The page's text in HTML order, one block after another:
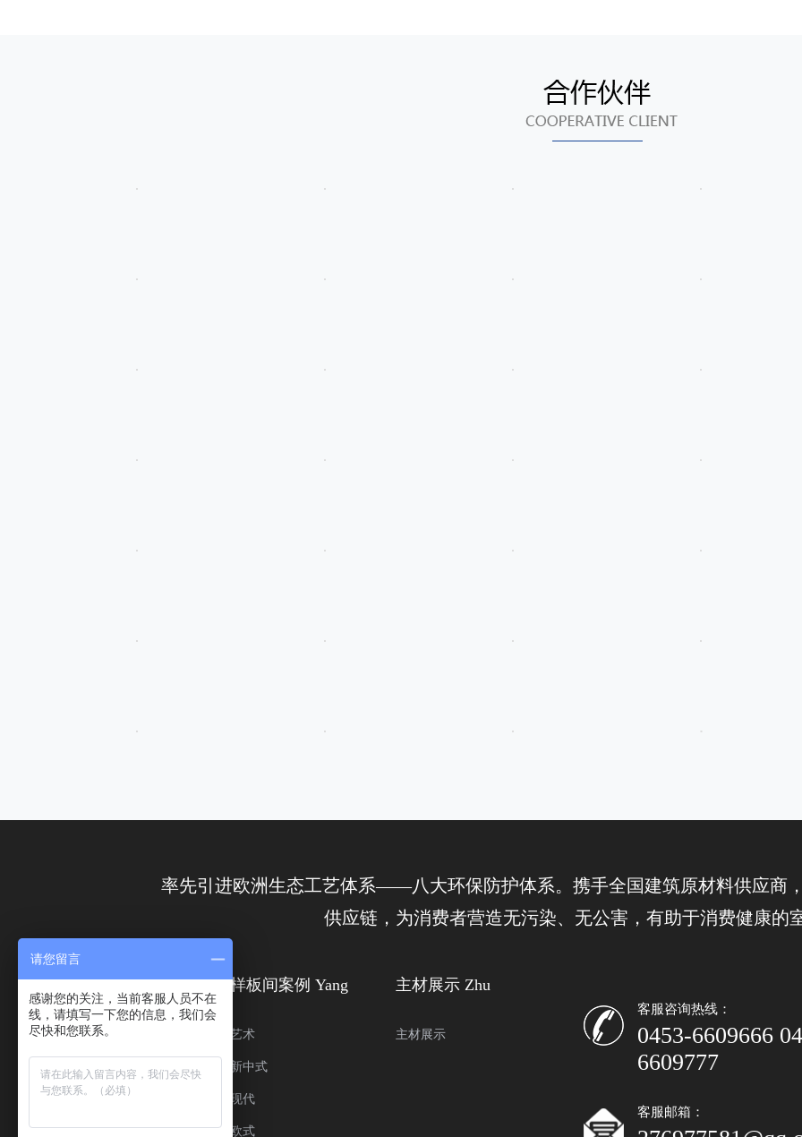
率先引进欧洲生态工艺体系——八大环保防护体系。携手全国建筑原材料供应商
供应链，为消费者营造无污染、无公害，有助于消费健康的
装修案例 Zhuang
欧式
美式
工业
地中海
样板间案例 Yang
艺术
新中式
现代
欧式
主材展示 Zhu
主材展示
客服咨询热线：
0453-6609666
6609777
客服邮箱：
请您留言
感谢您的关注，当前客服人员不在
线，请填写一下您的信息，我们会
尽快和您联系。